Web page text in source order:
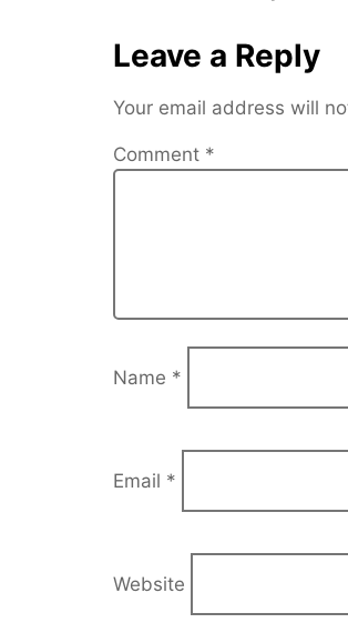
Leave a Reply
Your email address will
Comment *
Name *
Email *
Website